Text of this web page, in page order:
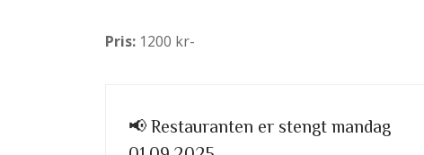
Pris: 1200 kr-
📢 Restauranten er stengt mandag